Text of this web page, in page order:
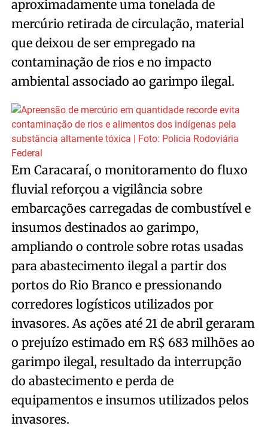
aproximadamente uma tonelada de
mercúrio retirada de circulação, material
que deixou de ser empregado na
contaminação de rios e no impacto
ambiental associado ao garimpo ilegal.
Em Caracaraí, o monitoramento do fluxo
fluvial reforçou a vigilância sobre
embarcações carregadas de combustível e
insumos destinados ao garimpo,
ampliando o controle sobre rotas usadas
para abastecimento ilegal a partir dos
portos do Rio Branco e pressionando
corredores logísticos utilizados por
invasores. As ações até 21 de abril geraram
o prejuízo estimado em R$ 683 milhões ao
garimpo ilegal, resultado da interrupção
do abastecimento e perda de
equipamentos e insumos utilizados pelos
invasores.